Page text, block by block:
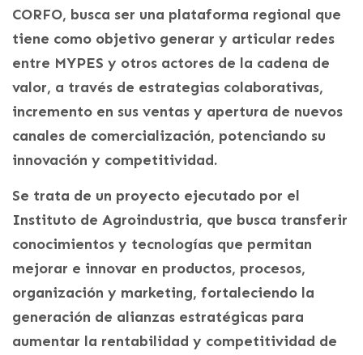
CORFO, busca ser una plataforma regional que
tiene como objetivo generar y articular redes
entre MYPES y otros actores de la cadena de
valor, a través de estrategias colaborativas,
incremento en sus ventas y apertura de nuevos
canales de comercialización, potenciando su
innovación y competitividad.
Se trata de un proyecto ejecutado por el
Instituto de Agroindustria, que busca transferir
conocimientos y tecnologías que permitan
mejorar e innovar en productos, procesos,
organización y marketing, fortaleciendo la
generación de alianzas estratégicas para
aumentar la rentabilidad y competitividad de